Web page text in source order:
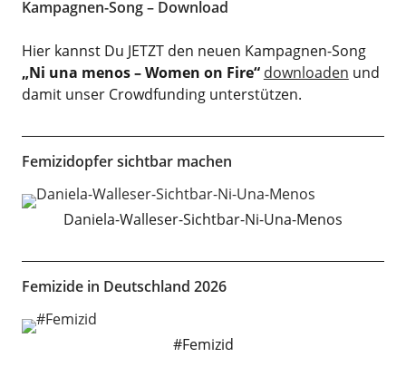
Kampagnen-Song – Download
Hier kannst Du JETZT den neuen Kampagnen-Song
„Ni una menos – Women on Fire“ downloaden und
damit unser Crowdfunding unterstützen.
Femizidopfer sichtbar machen
Daniela-Walleser-Sichtbar-Ni-Una-Menos
Femizide in Deutschland 2026
#Femizid